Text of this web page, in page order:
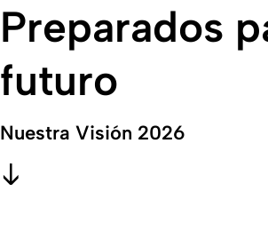
Preparados
futuro
Nuestra Visión 2026